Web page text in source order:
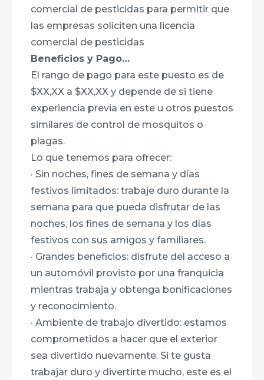
comercial de pesticidas para permitir que
las empresas soliciten una licencia
comercial de pesticidas
Beneficios y Pago…
El rango de pago para este puesto es de
$XX,XX a $XX,XX y depende de si tiene
experiencia previa en este u otros puestos
similares de control de mosquitos o
plagas.
Lo que tenemos para ofrecer:
· Sin noches, fines de semana y días
festivos limitados: trabaje duro durante la
semana para que pueda disfrutar de las
noches, los fines de semana y los días
festivos con sus amigos y familiares.
· Grandes beneficios: disfrute del acceso a
un automóvil provisto por una franquicia
mientras trabaja y obtenga bonificaciones
y reconocimiento.
· Ambiente de trabajo divertido: estamos
comprometidos a hacer que el exterior
sea divertido nuevamente. Si te gusta
trabajar duro y divertirte mucho, este es el